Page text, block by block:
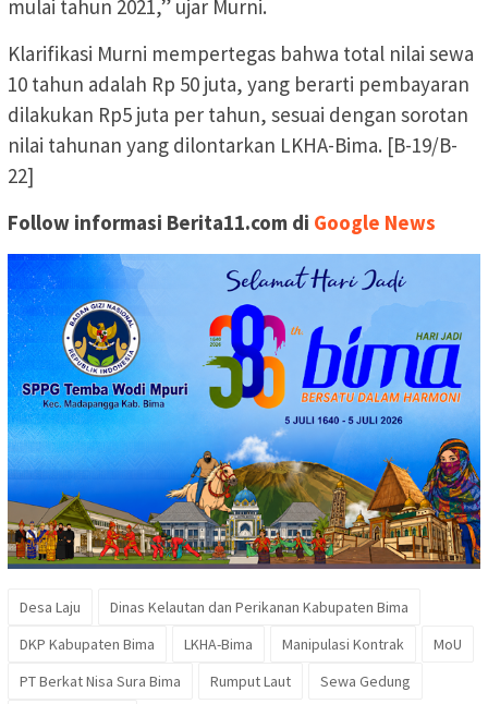
mulai tahun 2021,” ujar Murni.
Klarifikasi Murni mempertegas bahwa total nilai sewa
10 tahun adalah Rp 50 juta, yang berarti pembayaran
dilakukan Rp5 juta per tahun, sesuai dengan sorotan
nilai tahunan yang dilontarkan LKHA-Bima. [B-19/B-
22]
Follow informasi Berita11.com di Google News
Desa Laju
Dinas Kelautan dan Perikanan Kabupaten Bima
DKP Kabupaten Bima
LKHA-Bima Manipulasi Kontrak
MoU
PT Berkat Nisa Sura Bima
Rumput Laut
Sewa Gedung